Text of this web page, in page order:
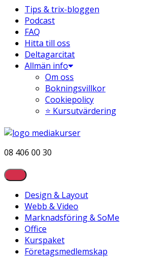
Tips & trix-bloggen
Podcast
FAQ
Hitta till oss
Deltagarcitat
Allmän info
Om oss
Bokningsvillkor
Cookiepolicy
⭐ Kursutvärdering
08 406 00 30
Design & Layout
Webb & Video
Marknadsföring & SoMe
Office
Kurspaket
Företagsmedlemskap